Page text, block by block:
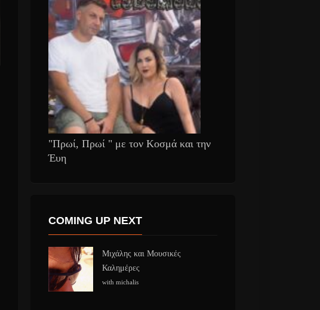
"Πρωί, Πρωί " με τον Κοσμά και την
Έυη
COMING UP NEXT
Μιχάλης και Μουσικές
Καλημέρες
with michalis